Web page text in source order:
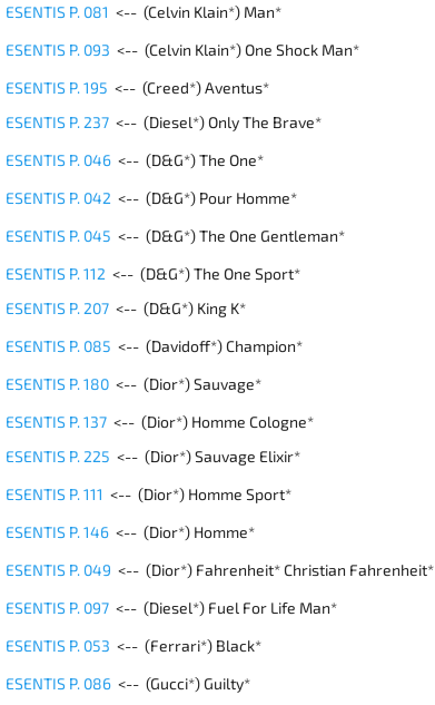
ESENTIS P. 081 <-- (Celvin Klain*) Man*
ESENTIS P. 093 <-- (Celvin Klain*) One Shock Man*
ESENTIS P. 195 <-- (Creed*) Aventus*
ESENTIS P. 237 <-- (Diesel*) Only The Brave*
ESENTIS P. 046 <-- (D&G*) The One*
ESENTIS P. 042 <-- (D&G*) Pour Homme*
ESENTIS P. 045 <-- (D&G*) The One Gentleman*
ESENTIS P. 112 <-- (D&G*) The One Sport*
ESENTIS P. 207 <-- (D&G*) King K*
ESENTIS P. 085 <-- (Davidoff*) Champion*
ESENTIS P. 180 <-- (Dior*) Sauvage*
ESENTIS P. 137 <-- (Dior*) Homme Cologne*
ESENTIS P. 225 <-- (Dior*) Sauvage Elixir*
ESENTIS P. 111 <-- (Dior*) Homme Sport*
ESENTIS P. 146 <-- (Dior*) Homme*
ESENTIS P. 049 <-- (Dior*) Fahrenheit* Christian Fahrenheit*
ESENTIS P. 097 <-- (Diesel*) Fuel For Life Man*
ESENTIS P. 053 <-- (Ferrari*) Black*
ESENTIS P. 086 <-- (Gucci*) Guilty*